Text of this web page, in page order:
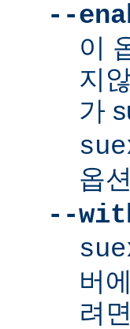
--
이
지
가
옵
--
버
려